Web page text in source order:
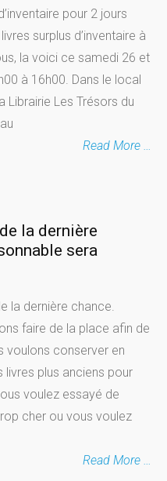
pour 2 jours
surplus d’inventaire à
la voici ce samedi 26 et
à 16h00. Dans le local
Librairie Les Trésors du
Read More …
la dernière
sera
la dernière chance.
faire de la place afin de
voulons conserver en
livres plus anciens pour
voulez essayé de
cher ou vous voulez
Read More …